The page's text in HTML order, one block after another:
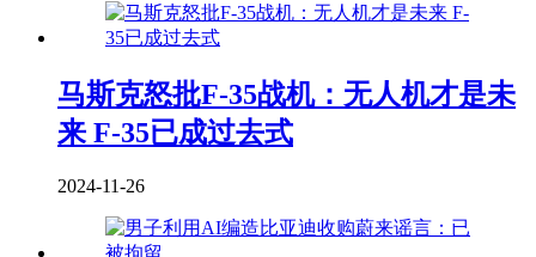
马斯克怒批F-35战机：无人机才是未
来 F-35已成过去式
2024-11-26